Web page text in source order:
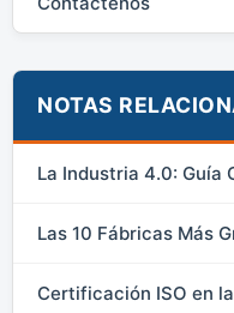
NOTAS
La Industria 4.0: Guía
Las 10 Fábricas Más
Certificación ISO en